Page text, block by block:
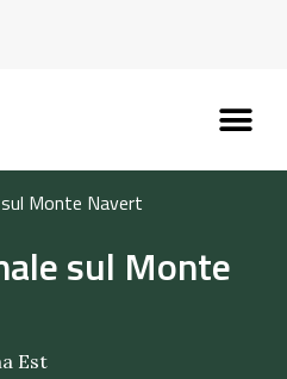
Monte Navert
sul Monte
Est